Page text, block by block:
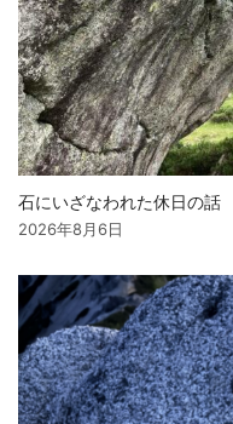
石にいざなわれた休日の話
2026年8月6日